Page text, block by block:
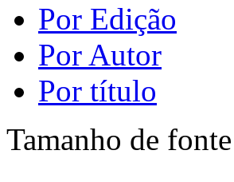
Por Edição
Por Autor
Por título
Tamanho de fonte